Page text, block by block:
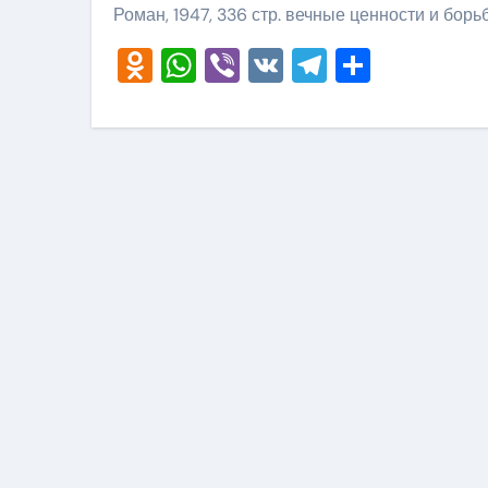
Роман, 1947, 336 стр. вечные ценности и
Odnoklassniki
WhatsApp
Viber
VKTelegram